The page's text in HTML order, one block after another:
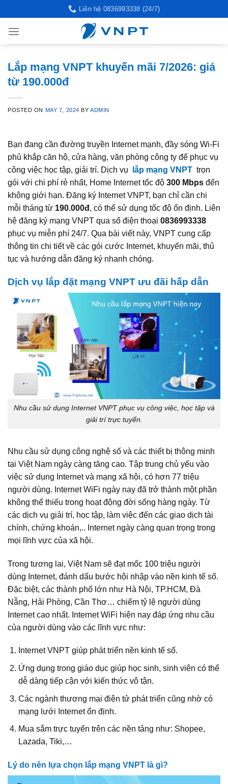
to
content
Liên hệ 0836993338 (24/7)
Lắp mạng VNPT khuyến mãi 7/2026: giá
từ 190.000đ
POSTED ON MAY 7, 2024 BYADMIN
Bạn đang cần đường truyền Internet mạnh, đầy sóng Wi‑Fi
phủ khắp căn hộ, cửa hàng, văn phòng công ty để phục vụ
công việc học tập, giải trí. Dịch vụ
lắp mạng VNPT trọn
gói với chi phí rẻ nhất, Home Internet tốc độ 300 Mbps đến
không giới hạn. Đăng ký Internet VNPT, bạn chỉ cần chi
mỗi tháng từ 190.000đ, có thể sử dụng tốc độ ổn định. Liên
hệ đăng ký mạng VNPT qua số điện thoại 0836993338
phục vụ miễn phí 24/7. Qua bài viết này, VNPT cung cấp
thông tin chi tiết về các gói cước Internet, khuyến mãi, thủ
tục và hướng dẫn đăng ký nhanh chóng.
Dịch vụ lắp đặt mạng VNPT ưu đãi hấp dẫn
Nhu cầu sử dụng Internet VNPT phục vụ công việc, học tập và
giải trí trực tuyến.
Nhu cầu sử dụng công nghệ số và các thiết bị thông minh
tại Việt Nam ngày càng tăng cao. Tập trung chủ yếu vào
việc sử dụng Internet và mạng xã hội, có hơn 77 triệu
người dùng. Internet WiFi ngày nay đã trở thành một phần
không thể thiếu trong hoạt động đời sống hàng ngày. Từ
các dịch vụ giải trí, học tập, làm việc đến các giao dịch tài
chính, chứng khoán,.. Internet ngày càng quan trọng trong
mọi lĩnh vực của xã hội.
Trong tương lai, Việt Nam sẽ đạt mốc 100 triệu người
dùng Internet, đánh dấu bước hội nhập vào nền kinh tế số.
Đặc biệt, các thành phố lớn như Hà Nội, TP.HCM, Đà
Nẵng, Hải Phòng, Cần Thơ… chiếm tỷ lệ người dùng
Internet cao nhất. Internet WiFi hiện nay đáp ứng nhu cầu
của người dùng vào các lĩnh vực như:
Internet VNPT giúp phát triển nền kinh tế số.
Ứng dụng trong giáo dục giúp học sinh, sinh viên có thể
dễ dàng tiếp cận với kiến thức vô tận.
Các ngành thương mại điện tử phát triển cũng nhờ có
mạng lưới Internet ổn định.
Mua sắm trực tuyến trên các nền tảng như: Shopee,
Lazada, Tiki,…
Lý do nên lựa chọn lắp mạng VNPT là gì?